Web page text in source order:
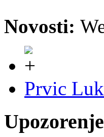
Novosti:
Prvic